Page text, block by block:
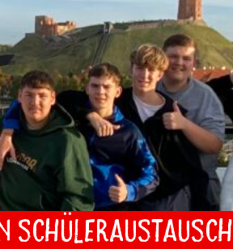
Schüleraustausch